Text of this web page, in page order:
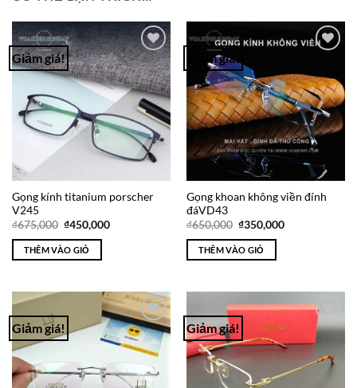
Giảm giá!
Add to
Wishlist
Gọng kính titanium porscher
V245
₫675,000 Giá
là:
₫675,000.
₫450,000Giá
THÊM VÀO GIỎ
Giảm giá!
Wishlist
Gọng khoan không viền đính
đáVD43
₫650,000 Giá
là:
₫650,000.
₫350,000Giá
THÊM VÀO GIỎ
Giảm giá!
Add to
Wishlist
Giảm giá!
Add to
Wishlist